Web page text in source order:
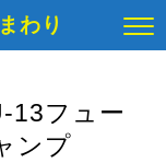
わり
13フュー
ンプ